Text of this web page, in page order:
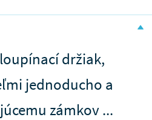
držiak,
jednoducho a
zámkov ...